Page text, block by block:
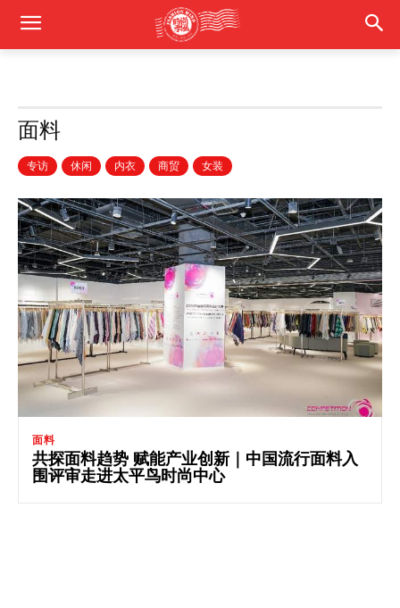
面料
专访 休闲 内衣 商贸 女装
面料
共探面料趋势 赋能产业创新｜中国流行面料入
围评审走进太平鸟时尚中心